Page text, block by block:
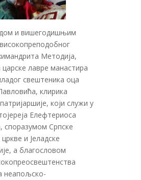
и вишегодишњим
Методија,
лавре манастира
свештеника оца
клирика
који служи у
Елефтериоса
споразумом Српске
и Јеладске
а благословом
неапољско-